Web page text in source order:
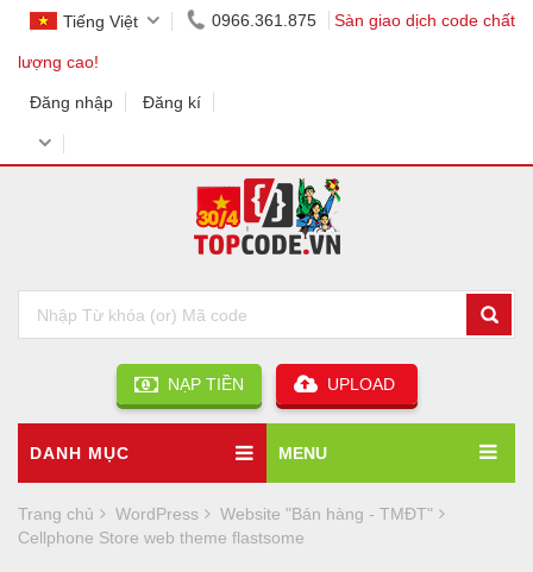
Tiếng Việt 0966.361.875 Sàn giao dịch code chất
lượng cao!
Đăng nhập Đăng kí
NẠP TIỀN UPLOAD
DANH MỤC MENU
Trang chủ WordPress
Website "Bán hàng - TMĐT"
Cellphone Store web theme flastsome